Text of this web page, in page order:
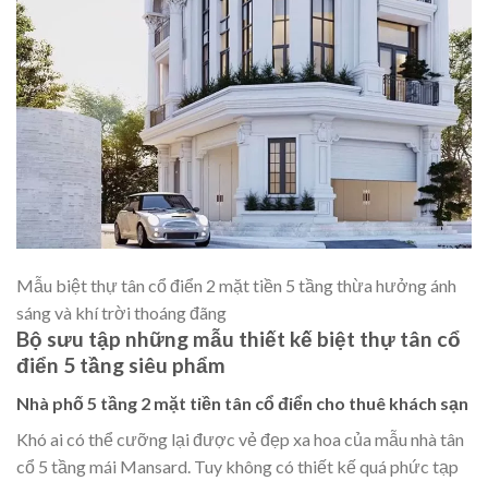
Mẫu biệt thự tân cổ điển 2 mặt tiền 5 tầng thừa hưởng ánh
sáng và khí trời thoáng đãng
Bộ sưu tập những mẫu thiết kế biệt thự tân cổ
điển 5 tầng siêu phẩm
Nhà phố 5 tầng 2 mặt tiền tân cổ điển cho thuê khách sạn
Khó ai có thể cưỡng lại được vẻ đẹp xa hoa của mẫu nhà tân
cổ 5 tầng mái Mansard. Tuy không có thiết kế quá phức tạp